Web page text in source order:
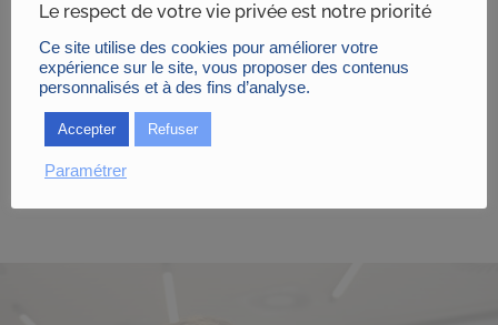
Bénéficier d’une assistance à maîtrise d’ouvrage
AMO pour vous conseiller à la mise en place d’une
mutuelle santé communale solidaire
Le respect de votre vie privée est notre priorité
Ce site utilise des cookies pour améliorer votre
expérience sur le site, vous proposer des contenus
personnalisés et à des fins d’analyse.
Accepter Refuser
Paramétrer